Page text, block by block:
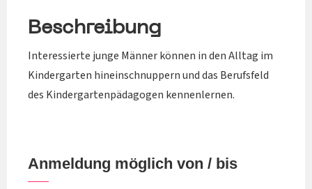
Beschreibung
Interessierte junge Männer können in den Alltag im
Kindergarten hineinschnuppern und das Berufsfeld
des Kindergartenpädagogen kennenlernen.
Anmeldung möglich von / bis